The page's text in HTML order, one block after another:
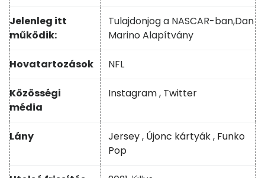
Jelenleg itt
működik:
Tulajdonjog a NASCAR-ban,Dan
Marino Alapítvány
Hovatartozások NFL
Közösségi
média
Instagram, Twitter
Lány Jersey, Újonc kártyák, Funko
Pop